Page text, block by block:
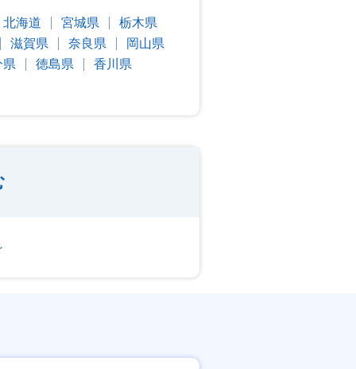
北海道 宮城県
栃木県
滋賀県
奈良県
岡山県
県
徳島県 香川県